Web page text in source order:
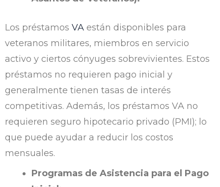
Los préstamos VA están disponibles para
veteranos militares, miembros en servicio
activo y ciertos cónyuges sobrevivientes. Estos
préstamos no requieren pago inicial y
generalmente tienen tasas de interés
competitivas. Además, los préstamos VA no
requieren seguro hipotecario privado (PMI); lo
que puede ayudar a reducir los costos
mensuales.
Programas de Asistencia para el Pago